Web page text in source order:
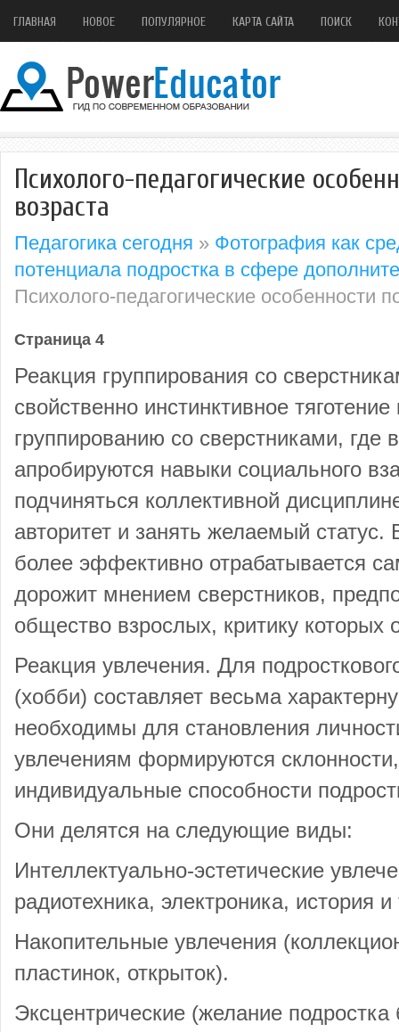
ГЛАВНАЯ НОВОЕ ПОПУЛЯРНОЕ КАРТА САЙТА ПОИСК
Психолого-педагогические
возраста
Педагогика сегодня » Фотография как
потенциала подростка в сфере
Психолого-педагогические особенности
Страница 4
Реакция группирования со
свойственно инстинктивное
группированию со сверстниками, где
апробируются навыки социального
подчиняться коллективной
авторитет и занять желаемый статус.
более эффективно отрабатывается
дорожит мнением сверстников,
общество взрослых, критику которых
Реакция увлечения. Для
(хобби) составляет весьма
необходимы для становления
увлечениям формируются
индивидуальные способности
Они делятся на следующие виды:
Интеллектуально-эстетические
радиотехника, электроника, история и
Накопительные увлечения
пластинок, открыток).
Эксцентрические (желание